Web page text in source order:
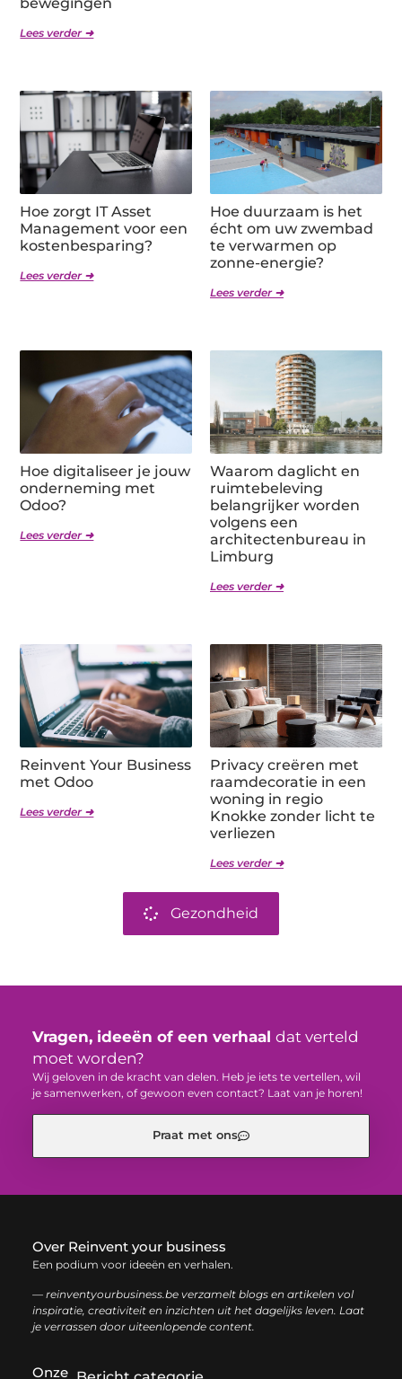
Lees verder ➜
Hoe zorgt IT Asset
Management voor een
kostenbesparing?
Lees verder ➜
Hoe duurzaam is het
écht om uw zwembad
te verwarmen op
zonne-energie?
Lees verder ➜
Hoe digitaliseer je jouw
onderneming met
Odoo?
Lees verder ➜
Waarom daglicht en
ruimtebeleving
belangrijker worden
volgens een
architectenbureau in
Limburg
Lees verder ➜
Reinvent Your Business
met Odoo
Lees verder ➜
Privacy creëren met
raamdecoratie in een
woning in regio
Knokke zonder licht te
verliezen
Lees verder ➜
Gezondheid
Vragen, ideeën of een verhaal dat verteld
moet worden?
Wij geloven in de kracht van delen. Heb je iets te vertellen, wil
je samenwerken, of gewoon even contact? Laat van je horen!
Praat met ons
Over Reinvent your business
Een podium voor ideeën en verhalen.
— reinventyourbusiness.be verzamelt blogs en artikelen vol
inspiratie, creativiteit en inzichten uit het dagelijks leven. Laat
je verrassen door uiteenlopende content.
Onze